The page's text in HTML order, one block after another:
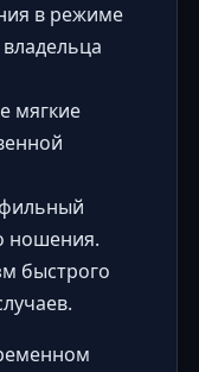
в режиме
мягкие
ношения.
быстрого